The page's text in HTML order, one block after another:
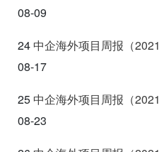
08-09
24 中企海外项目周报（
08-17
25 中企海外项目周报（
08-23